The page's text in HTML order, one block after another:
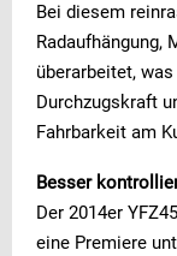
Bei diesem
Radaufhängung,
überarbeitet,
Durchzugskraft
Fahrbarkeit am
Besser
Der 2014er
eine Premiere